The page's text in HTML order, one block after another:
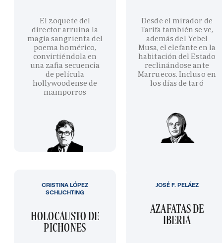
El zoquete del
director arruina la
magia sangrienta del
poema homérico,
convirtiéndola en
una zafia secuencia
de película
hollywoodense de
mamporros
Desde el mirador de
Tarifa también se ve,
además del Yebel
Musa, el elefante en la
habitación del Estado
reclinándose ante
Marruecos. Incluso en
los días de taró
HOLOCAUSTO DE
PICHONES
CRISTINA LÓPEZ
SCHLICHTING
AZAFATAS DE
IBERIA
JOSÉ F. PELÁEZ